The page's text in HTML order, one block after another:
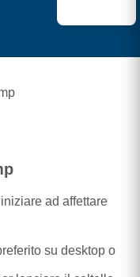
ad affettare
su desktop o